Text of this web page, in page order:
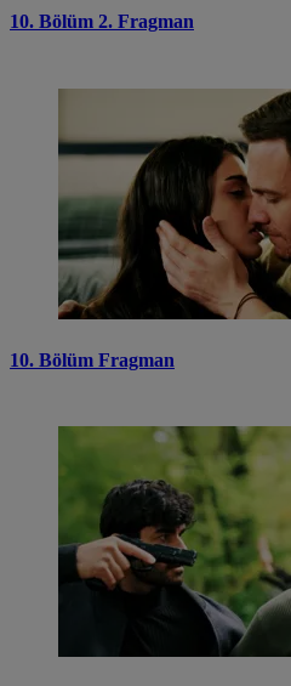
10. Bölüm 2. Fragman
10. Bölüm Fragman